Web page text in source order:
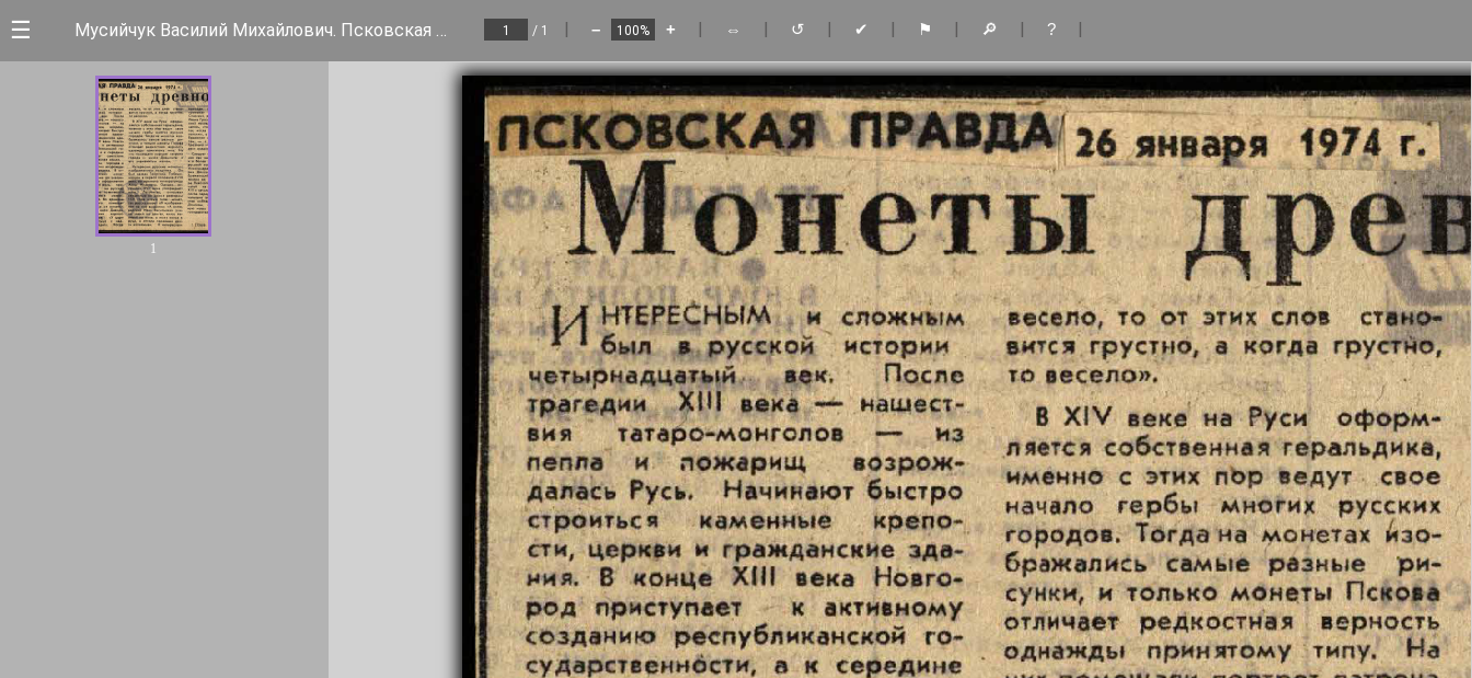
☰ Мусийчук Василий Михайлович. Псковская правда. Монеты древности / 1 | – + | ⇔ | ↺ | ✔ | ⚑ | 🔎 | ? |
1